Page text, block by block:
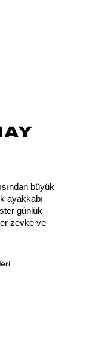
büyük
ayakkabı
günlük
zevke ve